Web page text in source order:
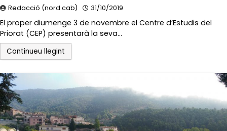
Redacció (nord.cab) 31/10/2019
El proper diumenge 3 de novembre el Centre d’Estudis del
Priorat (CEP) presentarà la seva…
Continueu llegint